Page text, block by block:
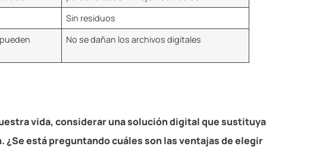
Sin residuos
No se dañan los archivos digitales
vida, considerar una solución digital que sustituya
está preguntando cuáles son las ventajas de elegir